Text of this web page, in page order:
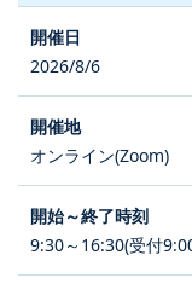
2026/8/6
オンライン(Zoom)
9:30～16:30(受付